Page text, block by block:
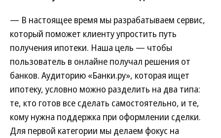
— В настоящее время мы разрабатываем сервис,
который поможет клиенту упростить путь
получения ипотеки. Наша цель — чтобы
пользователь в онлайне получал решения от
банков. Аудиторию «Банки.ру», которая ищет
ипотеку, условно можно разделить на два типа:
те, кто готов все сделать самостоятельно, и те,
кому нужна поддержка при оформлении сделки.
Для первой категории мы делаем фокус на